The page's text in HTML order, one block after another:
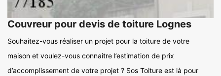
Couvreur pour devis de toiture Lognes
Souhaitez-vous réaliser un projet pour la toiture de votre
maison et voulez-vous connaitre l’estimation de prix
d’accomplissement de votre projet ? Sos Toiture est là pour